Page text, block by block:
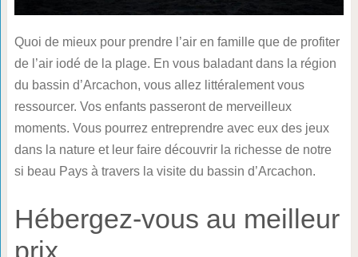
Quoi de mieux pour prendre l’air en famille que de profiter
de l’air iodé de la plage. En vous baladant dans la région
du bassin d’Arcachon, vous allez littéralement vous
ressourcer. Vos enfants passeront de merveilleux
moments. Vous pourrez entreprendre avec eux des jeux
dans la nature et leur faire découvrir la richesse de notre
si beau Pays à travers la visite du bassin d’Arcachon.
Hébergez-vous au meilleur
prix